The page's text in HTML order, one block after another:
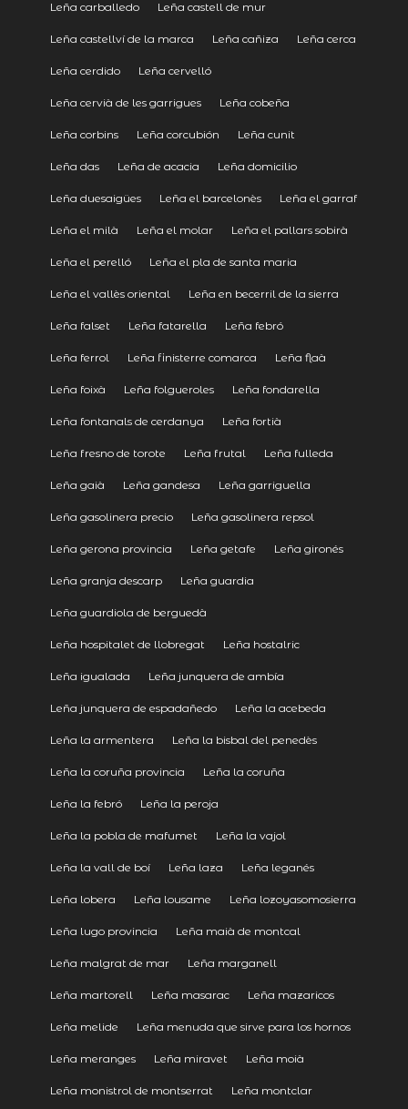
Leña carballedo Leña castell de mur
Leña castellví de la marca Leña cañiza Leña cerca
Leña cerdido Leña cervelló
Leña cervià de les garrigues Leña cobeña
Leña corbins Leña corcubión Leña cunit
Leña das Leña de acacia Leña domicilio
Leña duesaigües Leña el barcelonès Leña el garraf
Leña el milà Leña el molar Leña el pallars sobirà
Leña el perelló Leña el pla de santa maria
Leña el vallès oriental Leña en becerril de la sierra
Leña falset Leña fatarella Leña febró
Leña ferrol Leña finisterre comarca Leña flaà
Leña foixà Leña folgueroles Leña fondarella
Leña fontanals de cerdanya Leña fortià
Leña fresno de torote Leña frutal Leña fulleda
Leña gaià Leña gandesa Leña garriguella
Leña gasolinera precio Leña gasolinera repsol
Leña gerona provincia Leña getafe Leña gironés
Leña granja descarp Leña guardia
Leña guardiola de berguedà
Leña hospitalet de llobregat Leña hostalric
Leña igualada Leña junquera de ambía
Leña junquera de espadañedo Leña la acebeda
Leña la armentera Leña la bisbal del penedès
Leña la coruña provincia Leña la coruña
Leña la febró Leña la peroja
Leña la pobla de mafumet Leña la vajol
Leña la vall de boí Leña laza Leña leganés
Leña lobera Leña lousame Leña lozoyasomosierra
Leña lugo provincia Leña maià de montcal
Leña malgrat de mar Leña marganell
Leña martorell Leña masarac Leña mazaricos
Leña melide Leña menuda que sirve para los hornos
Leña meranges Leña miravet Leña moià
Leña monistrol de montserrat Leña montclar